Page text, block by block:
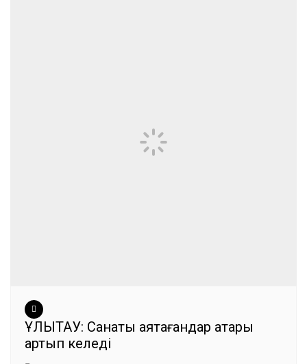
ҰЛЫТАУ: Санақты аяқтағандар қатары
артып келеді